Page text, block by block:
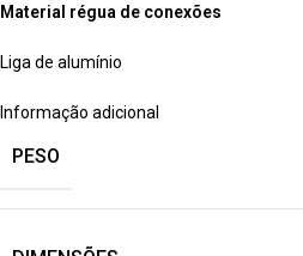
Material régua de conexões
Liga de alumínio
Informação adicional
PESO